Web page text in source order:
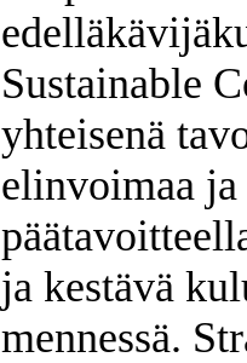
Sustainable
yhteisenä
elinvoimaa
ja kestävä
mennessä.